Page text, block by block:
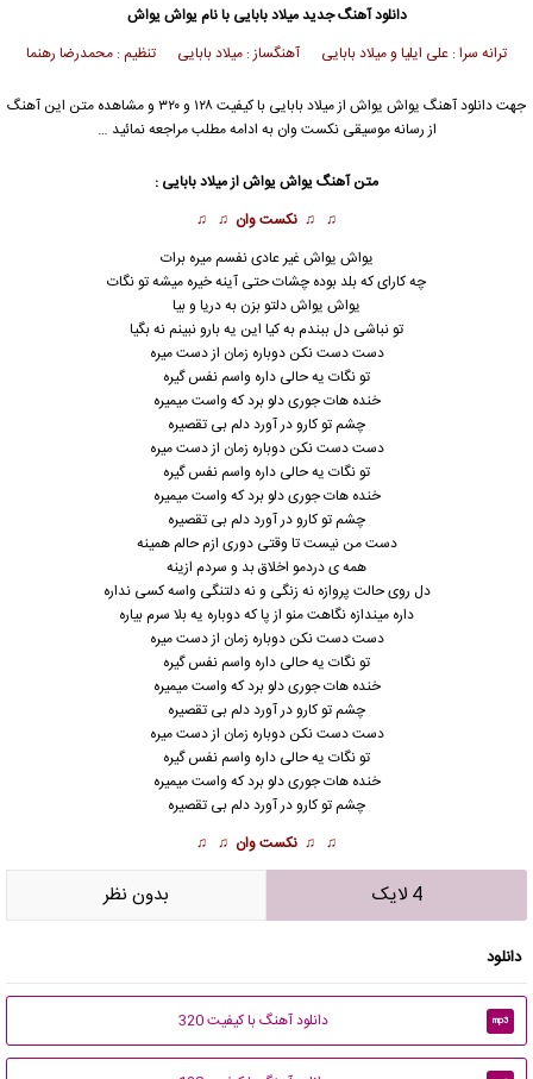
دانلود آهنگ جدیدمیلاد بابایی با نام یواش یواش
ترانه سرا : علی ایلیا و میلاد بابایی آهنگساز : میلاد بابایی تنظیم : محمدرضا رهنما
جهت دانلود آهنگ یواش یواش ازمیلاد بابایی
با کیفیت ۱۲۸ و ۳۲۰ و مشاهده متن این آهنگ
از رسانه موسیقی نکست وان به ادامه مطلب مراجعه نمائید …
متن آهنگ یواش یواش ازمیلاد بابایی :
♫ ♫ نکست وان ♫ ♫
یواش یواش غیر عادی نفسم میره برات
چه کارای که بلد بوده چشات حتی آینه خیره میشه تو نگات
یواش یواش دلتو بزن به دریا و بیا
تو نباشی دل ببندم به کیا این یه بارو نبینم نه بگیا
دست دست نکن دوباره زمان از دست میره
تو نگات یه حالی داره واسم نفس گیره
خنده هات جوری دلو برد که واست میمیره
چشم تو کارو در آورد دلم بی تقصیره
دست دست نکن دوباره زمان از دست میره
تو نگات یه حالی داره واسم نفس گیره
خنده هات جوری دلو برد که واست میمیره
چشم تو کارو در آورد دلم بی تقصیره
دست من نیست تا وقتی دوری ازم حالم همینه
همه ی دردمو اخلاق بد و سردم ازینه
دل روی حالت پروازه نه زنگی و نه دلتنگی واسه کسی نداره
داره میندازه نگاهت منو از پا که دوباره یه بلا سرم بیاره
دست دست نکن دوباره زمان از دست میره
تو نگات یه حالی داره واسم نفس گیره
خنده هات جوری دلو برد که واست میمیره
چشم تو کارو در آورد دلم بی تقصیره
دست دست نکن دوباره زمان از دست میره
تو نگات یه حالی داره واسم نفس گیره
خنده هات جوری دلو برد که واست میمیره
چشم تو کارو در آورد دلم بی تقصیره
♫ ♫ نکست وان ♫ ♫
4 لایک بدون نظر
دانلود
mp3 دانلود آهنگ با کیفیت 320